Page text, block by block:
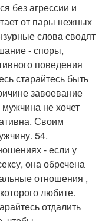
без агрессии и
от пары нежных
слова сводят
- споры,
поведения
старайтесь быть
завоевание
не хочет
Своим
54.
- если у
она обречена
отношения ,
любите.
отдалить